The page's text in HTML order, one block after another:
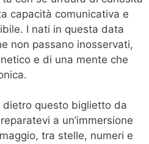
capacità comunicativa e
I nati in questa data
non passano inosservati,
e di una mente che
dietro questo biglietto da
a un’immersione
tra stelle, numeri e